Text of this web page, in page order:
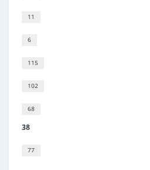
11
6
115
102
68
38
77